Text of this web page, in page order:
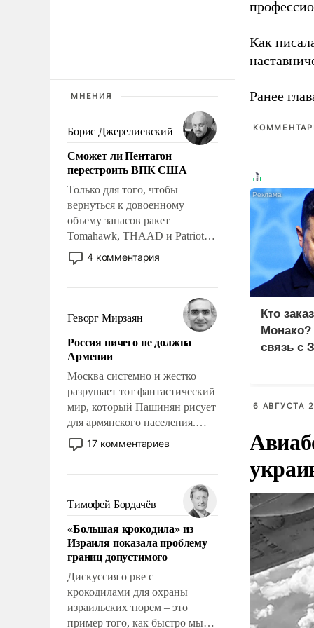
МНЕНИЯ
Борис Джерелиевский
Сможет ли Пентагон
перестроить ВПК США
Только для того, чтобы
вернуться к довоенному
объему запасов ракет
Tomahawk, THAAD и Patriot
США потребуется более трех
лет. Даже небольшая война с
Сложившаяся ситуация
означает многолетний период
уязвимости США, например,
перед Китаем.
4 комментария
Геворг Мирзаян
Россия ничего не должна
Армении
Москва системно и жестко
разрушает тот фантастический
мир, который Пашинян рисует
для армянского населения.
Мир, где политические
прожекты будут безусловно
налогоплательщиков и где
Еревану за свои поступки не
нужно отвечать.
17 комментариев
Тимофей Бордачёв
«Большая крокодила» из
Израиля показала проблему
границ допустимого
Дискуссия о рве с
крокодилами для охраны
израильских тюрем – это
пример того, как быстро мы
Как
Ранее
Кто
связь с
6 АВГУСТА